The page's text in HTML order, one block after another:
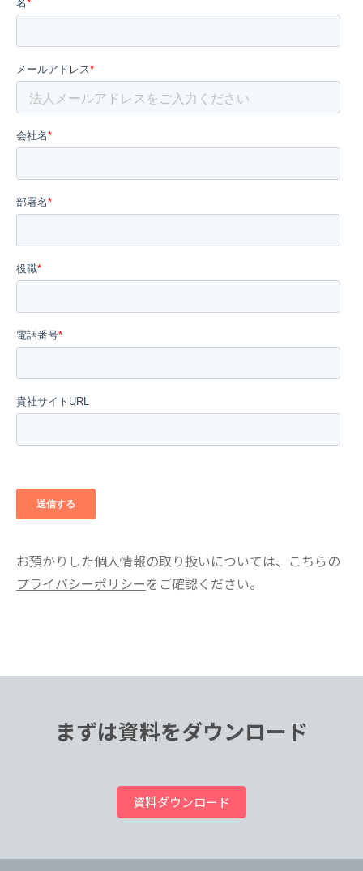
お預かりした個人情報の取り扱いについては、こちらの
プライバシーポリシーをご確認ください。
まずは資料をダウンロード
資料ダウンロード